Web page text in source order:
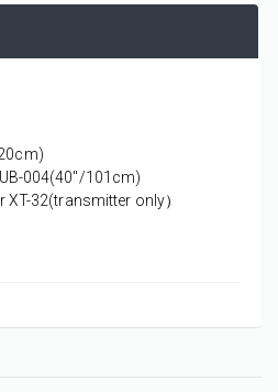
004(40"/101cm)
XT-32(transmitter only）